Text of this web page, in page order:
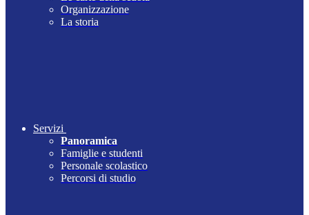
Organizzazione
La storia
Servizi
Panoramica
Famiglie e studenti
Personale scolastico
Percorsi di studio